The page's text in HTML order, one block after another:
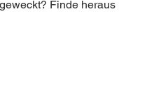
Finde heraus